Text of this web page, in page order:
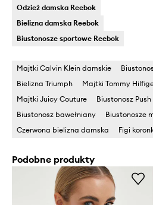
Odzież damska Reebok
Bielizna damska Reebok
Biustonosze sportowe Reebok
Majtki Calvin Klein damskie
Bielizna Triumph
Majtki Tommy
Majtki Juicy Couture
Biustonosz Push
Biustonosz bawełniany
Biustonosze
Czerwona bielizna damska
Figi
Podobne produkty